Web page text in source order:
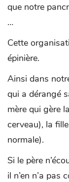
que notre
…
Cette
épinière.
Ainsi dans
qui a dérangé
mère qui gère
cerveau), la
normale).
Si le père
il n’en n’a pas